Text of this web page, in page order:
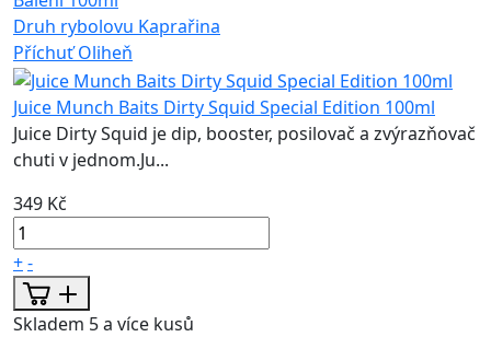
Druh rybolovu Kaprařina
Příchuť Oliheň
Juice Munch Baits Dirty Squid Special Edition 100ml
Juice Dirty Squid je dip, booster, posilovač a zvýrazňovač
chuti v jednom.Ju...
349 Kč
+-
Skladem 5 a více kusů